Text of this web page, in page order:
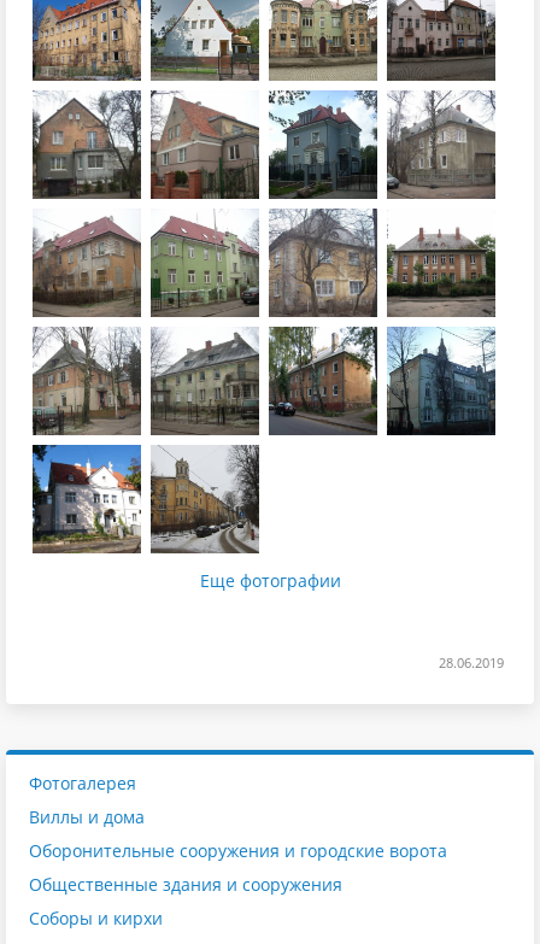
Еще фотографии
28.06.2019
Фотогалерея
Виллы и дома
Оборонительные сооружения и городские ворота
Общественные здания и сооружения
Соборы и кирхи